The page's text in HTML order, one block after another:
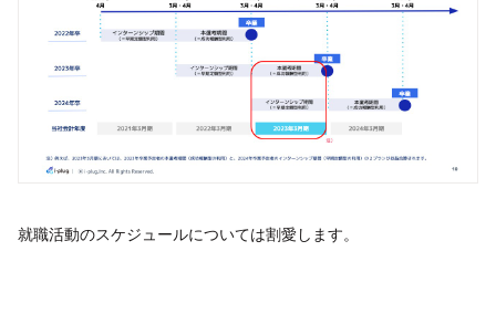
就職活動のスケジュールについては割愛します。